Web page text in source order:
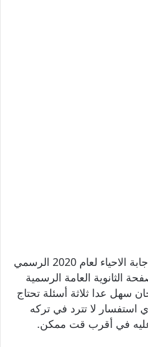
ما زلنا نتابع معكم نموذج اجابة الاحياء لعام 2020 الرسمي
الثانوية العامة الرسمية
سهل عدا ثلاثة أسئلة تحتاج
استفسار لا تترد في تركه
عليه في أقرب قت ممكن.